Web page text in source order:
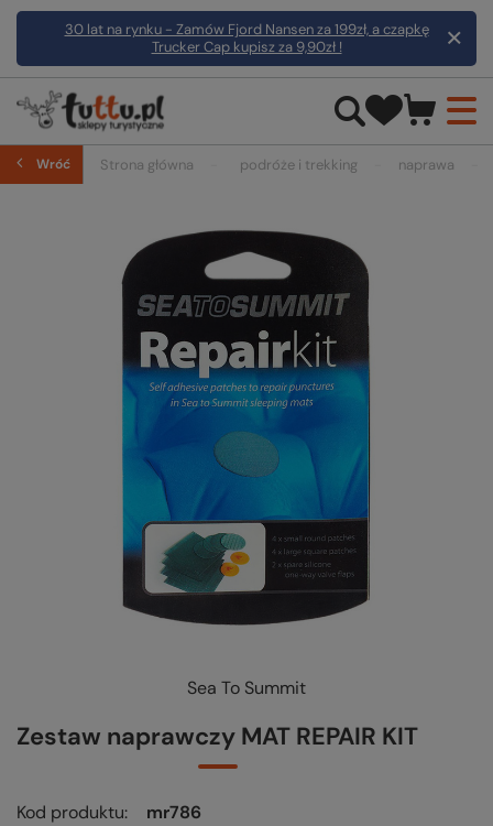
30 lat na rynku - Zamów Fjord Nansen za 199zł, a czapkę
Trucker Cap kupisz za 9,90zł !
Wróć Strona główna podróże i trekking naprawa
Sea To Summit
Zestaw naprawczy MAT REPAIR KIT
Kod produktu
mr786